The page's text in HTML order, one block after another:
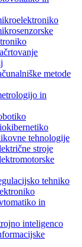
metode
in
tehnologije
stroje
tehniko
in
inteligenco